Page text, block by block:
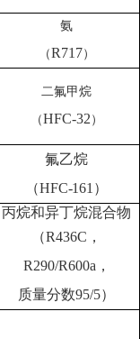
氨
（R717）
二氟甲烷
（HFC-32）
氟乙烷
（HFC-161）
丙烷和异丁烷混合物
（R436C ，
R290/R600a ，
质量分数95/5）